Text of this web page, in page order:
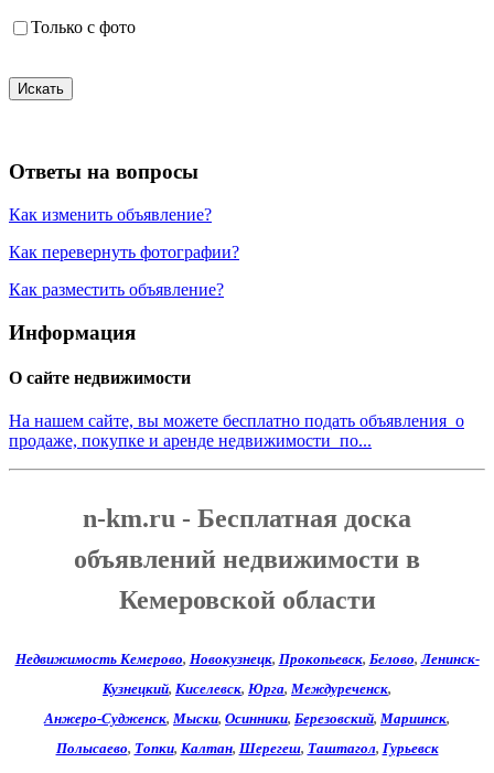
Только с фото
Искать
Ответы на вопросы
Как изменить объявление?
Как перевернуть фотографии?
Как разместить объявление?
Информация
О сайте недвижимости
На нашем сайте, вы можете бесплатно подать объявления о
продаже, покупке и аренде недвижимости по...
n-km.ru - Бесплатная доска
объявлений недвижимости в
Кемеровской области
Недвижимость Кемерово, Новокузнецк, Прокопьевск, Белово,Ленинск-
Кузнецкий, Киселевск, Юрга, Междуреченск,
Анжеро-Судженск, Мыски, Осинники, Березовский, Мариинск,
Полысаево, Топки, Калтан, Шерегеш, Таштагол, Гурьевск